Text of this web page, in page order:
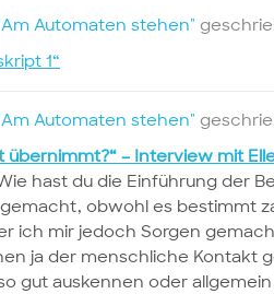
Automaten stehen"
1“
Automaten stehen"
– Interview mit
hast du die Einführung der
obwohl es bestimmt
ich mir jedoch Sorgen
ja der menschliche Kontakt
gut auskennen oder